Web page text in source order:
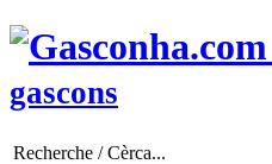
gascons
Recherche / Cèrca...